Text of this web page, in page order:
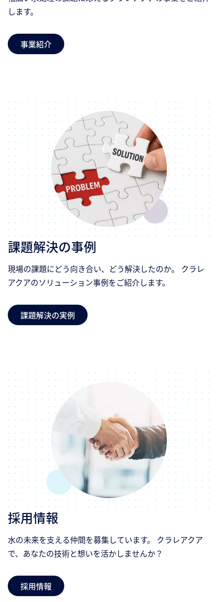
します。
事業紹介
課題解決の事例
現場の課題にどう向き合い、どう解決したのか。 クラレ
アクアのソリューション事例をご紹介します。
課題解決の実例
採用情報
水の未来を支える仲間を募集しています。 クラレアクア
で、あなたの技術と想いを活かしませんか？
採用情報